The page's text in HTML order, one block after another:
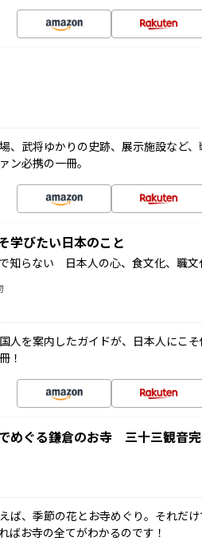
、武将ゆかりの史跡、展示施設など
ン必携の一冊。
学びたい日本のこと
知らない 日本人の心、食文化、職
人を案内したガイドが、日本人にこ
！
めぐる鎌倉のお寺 三十三観音
ば、季節の花とお寺めぐり。それだ
ばお寺の全てがわかるのです！